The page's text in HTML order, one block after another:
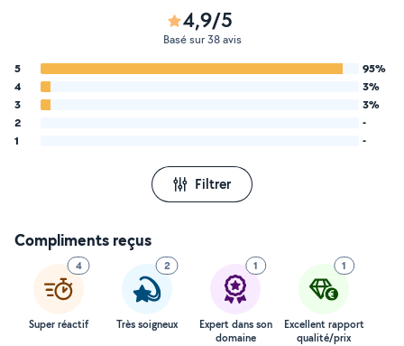
4,9/5
Basé sur 38 avis
5
95%
4
3%
3
3%
2
-
1
-
Filtrer
Compliments reçus
4
Super réactif
2
Très soigneux
1
Expert dans son
domaine
1
Excellent rapport
qualité/prix